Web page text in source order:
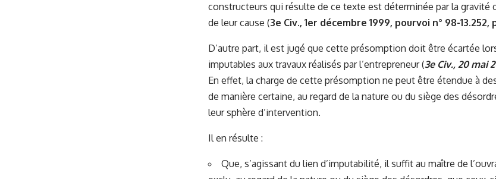
constructeurs qui résulte de ce texte est déterminée par la gravité
de leur cause (3e Civ., 1er décembre 1999, pourvoi n° 98-13.252,
D’autre part, il est jugé que cette présomption doit être écartée
imputables aux travaux réalisés par l’entrepreneur (3e Civ., 20 mai
En effet, la charge de cette présomption ne peut être étendue à
de manière certaine, au regard de la nature ou du siège des
leur sphère d’intervention.
Il en résulte :
Que, s’agissant du lien d’imputabilité, il suffit au maître de